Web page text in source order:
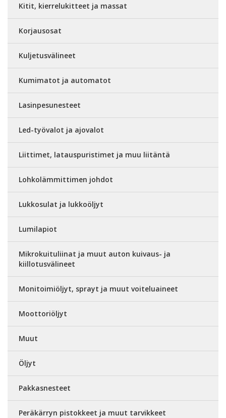
Kitit, kierrelukitteet ja massat
Korjausosat
Kuljetusvälineet
Kumimatot ja automatot
Lasinpesunesteet
Led-työvalot ja ajovalot
Liittimet, latauspuristimet ja muu liitäntä
Lohkolämmittimen johdot
Lukkosulat ja lukkoöljyt
Lumilapiot
Mikrokuituliinat ja muut auton kuivaus- ja
kiillotusvälineet
Monitoimiöljyt, sprayt ja muut voiteluaineet
Moottoriöljyt
Muut
Öljyt
Pakkasnesteet
Peräkärryn pistokkeet ja muut tarvikkeet